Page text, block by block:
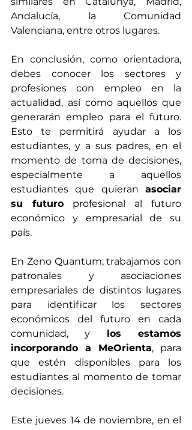
Andalucía, la Comunidad
Valenciana, entre otros lugares.
En conclusión, como orientadora,
debes conocer los sectores y
profesiones con empleo en la
actualidad, así como aquellos que
generarán empleo para el futuro.
Esto te permitirá ayudar a los
estudiantes, y a sus padres, en el
momento de toma de decisiones,
especialmente a aquellos
estudiantes que quieran asociar
su futuro profesional al futuro
económico y empresarial de su
país.
En Zeno Quantum, trabajamos con
patronales y asociaciones
empresariales de distintos lugares
para identificar los sectores
económicos del futuro en cada
comunidad, y los estamos
incorporando a MeOrienta, para
que estén disponibles para los
estudiantes al momento de tomar
decisiones.
Este jueves 14 de noviembre, en el